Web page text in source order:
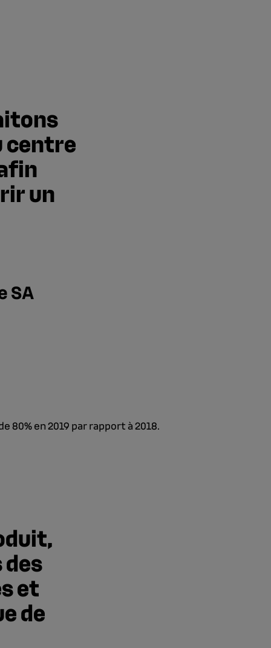
centre
un
SA
en 2019 par rapport à 2018.
des
et
de